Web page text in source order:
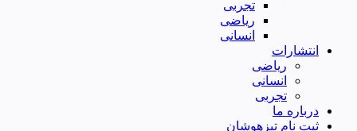
تجربی
ریاضی
انسانی
انتشارات
ریاضی
انسانی
تجربی
درباره ما
ثبت نام تیزهوشان